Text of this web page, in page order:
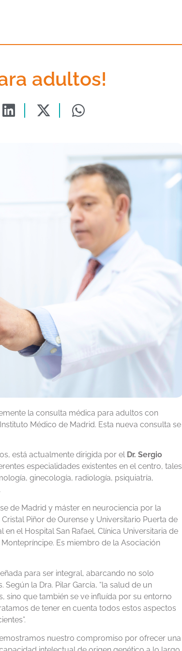
adultos!
la consulta médica para adultos con
Médico de Madrid. Esta nueva consulta se
está actualmente dirigida por el Dr. Sergio
especialidades existentes en el centro, tales
ginecología, radiología, psiquiatría,
de Madrid y máster en neurociencia por la
Piñor de Ourense y Universitario Puerta de
el Hospital San Rafael, Clínica Universitaria de
Es miembro de la Asociación
para ser integral, abarcando no solo
la Dra. Pilar García, “la salud de un
sino que también se ve influída por su entorno
de tener en cuenta todos estos aspectos
nuestro compromiso por ofrecer una